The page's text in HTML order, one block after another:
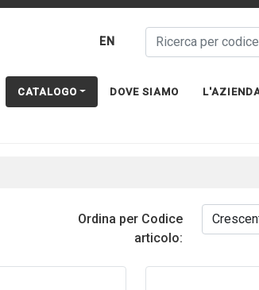
EN
CATALOGO DOVE SIAMO
Ordina per Codice
articolo: